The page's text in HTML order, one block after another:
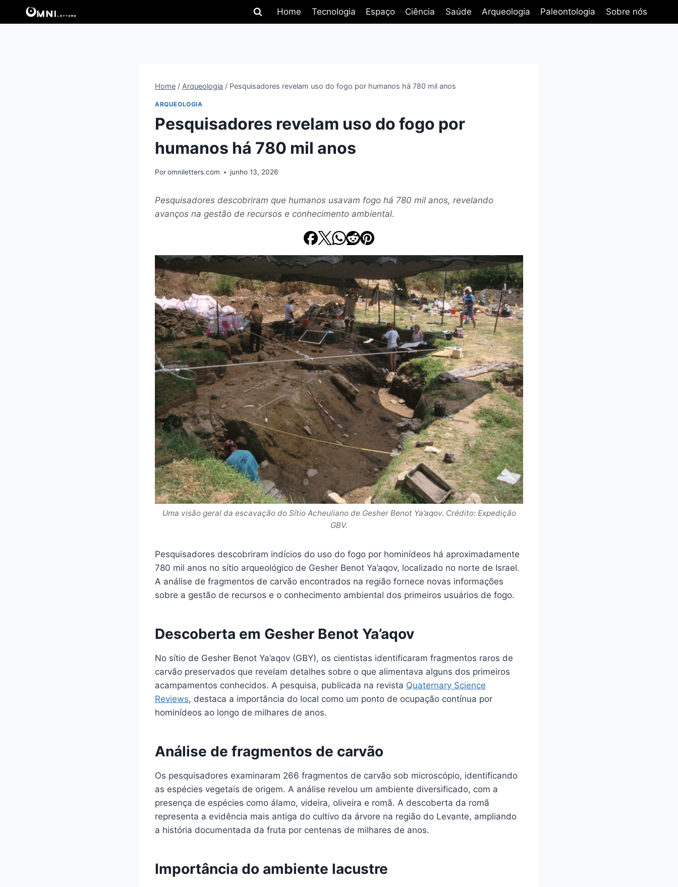
Home Tecnologia Espaço Ciência Saúde Arqueologia Paleontologia Sobre nós
Home / Arqueologia / Pesquisadores revelam uso do fogo por humanos há 780 mil anos
ARQUEOLOGIA
Pesquisadores revelam uso do fogo por
humanos há 780 mil anos
Poromniletters.com junho 13, 2026
Pesquisadores descobriram que humanos usavam fogo há 780 mil anos, revelando
avanços na gestão de recursos e conhecimento ambiental.
Uma visão geral da escavação do Sítio Acheuliano de Gesher Benot Ya’aqov. Crédito: Expedição
GBV.
Pesquisadores descobriram indícios do uso do fogo por hominídeos há aproximadamente
780 mil anos no sítio arqueológico de Gesher Benot Ya’aqov, localizado no norte de Israel.
A análise de fragmentos de carvão encontrados na região fornece novas informações
sobre a gestão de recursos e o conhecimento ambiental dos primeiros usuários de fogo.
Descoberta em Gesher Benot Ya’aqov
No sítio de Gesher Benot Ya’aqov (GBY), os cientistas identificaram fragmentos raros de
carvão preservados que revelam detalhes sobre o que alimentava alguns dos primeiros
acampamentos conhecidos. A pesquisa, publicada na revista Quaternary Science
Reviews, destaca a importância do local como um ponto de ocupação contínua por
hominídeos ao longo de milhares de anos.
Análise de fragmentos de carvão
Os pesquisadores examinaram 266 fragmentos de carvão sob microscópio, identificando
as espécies vegetais de origem. A análise revelou um ambiente diversificado, com a
presença de espécies como álamo, videira, oliveira e romã. A descoberta da romã
representa a evidência mais antiga do cultivo da árvore na região do Levante, ampliando
a história documentada da fruta por centenas de milhares de anos.
Importância do ambiente lacustre